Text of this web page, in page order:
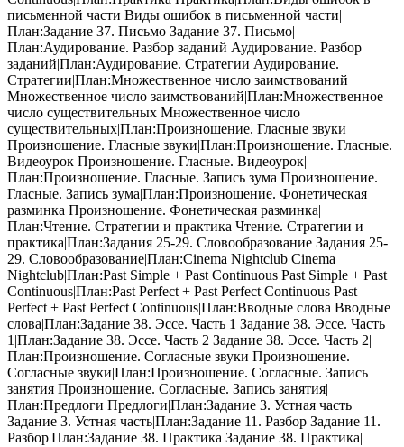
письменной части Виды ошибок в письменной части|
План:Задание 37. Письмо Задание 37. Письмо|
План:Аудирование. Разбор заданий Аудирование. Разбор
заданий|План:Аудирование. Стратегии Аудирование.
Стратегии|План:Множественное число заимствований
Множественное число заимствований|План:Множественное
число существительных Множественное число
существительных|План:Произношение. Гласные звуки
Произношение. Гласные звуки|План:Произношение. Гласные.
Видеоурок Произношение. Гласные. Видеоурок|
План:Произношение. Гласные. Запись зума Произношение.
Гласные. Запись зума|План:Произношение. Фонетическая
разминка Произношение. Фонетическая разминка|
План:Чтение. Стратегии и практика Чтение. Стратегии и
практика|План:Задания 25-29. Словообразование Задания 25-
29. Словообразование|План:Cinema Nightclub Cinema
Nightclub|План:Past Simple + Past Continuous Past Simple + Past
Continuous|План:Past Perfect + Past Perfect Continuous Past
Perfect + Past Perfect Continuous|План:Вводные слова Вводные
слова|План:Задание 38. Эссе. Часть 1 Задание 38. Эссе. Часть
1|План:Задание 38. Эссе. Часть 2 Задание 38. Эссе. Часть 2|
План:Произношение. Согласные звуки Произношение.
Согласные звуки|План:Произношение. Согласные. Запись
занятия Произношение. Согласные. Запись занятия|
План:Предлоги Предлоги|План:Задание 3. Устная часть
Задание 3. Устная часть|План:Задание 11. Разбор Задание 11.
Разбор|План:Задание 38. Практика Задание 38. Практика|